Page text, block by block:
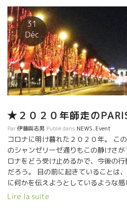
31
Déc
★２０２０年師走の
Par伊藤與志男 Publié dans NEWS, Event
コロナに明け暮れた２０２０年。 こ
のシャンゼリーゼ通りもこの静けさ
ロナをどう受け止めるかで、今後の
だろう。 目の前に起きていることは
に何かを伝えようとしているような
況の中で、何かを読み取り、今後の生
Lire la suite